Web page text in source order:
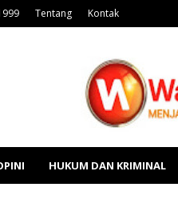
Tentang Kontak
HUKUM DAN KRIMINAL